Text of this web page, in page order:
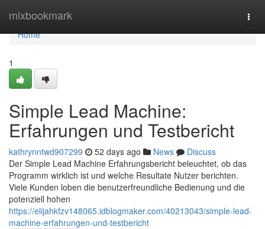
mixbookmark
Home
Home
1
Simple Lead Machine:
Erfahrungen und Testbericht
kathrynntwd907299 52 days ago News
Discuss
Der Simple Lead Machine Erfahrungsbericht beleuchtet, ob das
Programm wirklich ist und welche Resultate Nutzer berichten.
Viele Kunden loben die benutzerfreundliche Bedienung und die
potenziell hohen
https://elijahkfzv148065.idblogmaker.com/40213043/simple-lead-
machine-erfahrungen-und-testbericht